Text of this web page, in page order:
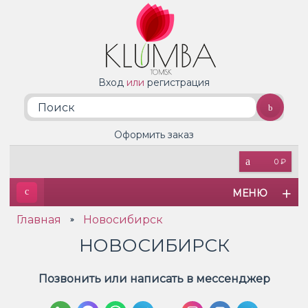
Вход или регистрация
0 ₽
Оформить заказ
МЕНЮ
Главная » Новосибирск
НОВОСИБИРСК
Позвонить или написать в мессенджер